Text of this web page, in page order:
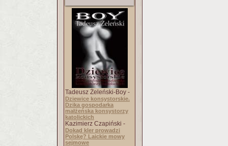
Tadeusz Żeleński-Boy -
Dziewice konsystorskie.
Dzika gospodarka
małżeńska konsystorzy
katolickich
Kazimierz Czapiński -
Dokąd kler prowadzi
Polskę? Laickie mowy
sejmowe